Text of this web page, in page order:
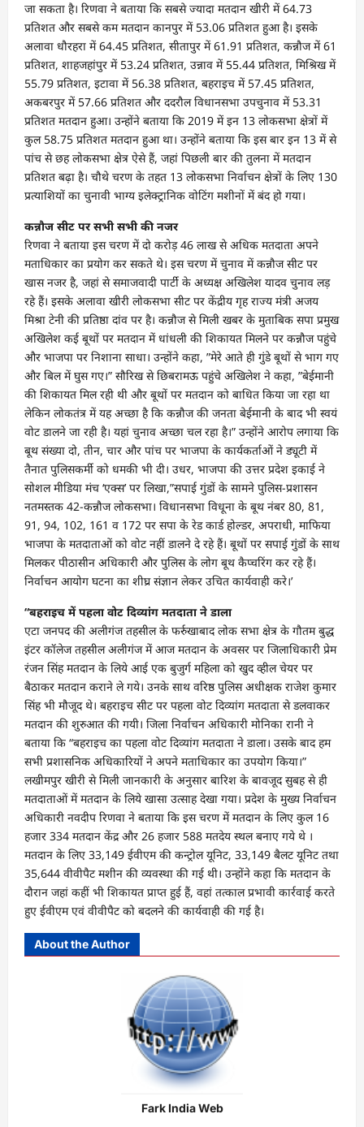
जा सकता है। रिणवा ने बताया कि सबसे ज्यादा मतदान खीरी में 64.73
प्रतिशत और सबसे कम मतदान कानपुर में 53.06 प्रतिशत हुआ है। इसके
अलावा धौरहरा में 64.45 प्रतिशत, सीतापुर में 61.91 प्रतिशत, कन्नौज में 61
प्रतिशत, शाहजहांपुर में 53.24 प्रतिशत, उन्नाव में 55.44 प्रतिशत, मिश्रिख में
55.79 प्रतिशत, इटावा में 56.38 प्रतिशत, बहराइच में 57.45 प्रतिशत,
अकबरपुर में 57.66 प्रतिशत और ददरौल विधानसभा उपचुनाव में 53.31
प्रतिशत मतदान हुआ। उन्होंने बताया कि 2019 में इन 13 लोकसभा क्षेत्रों में
कुल 58.75 प्रतिशत मतदान हुआ था। उन्होंने बताया कि इस बार इन 13 में से
पांच से छह लोकसभा क्षेत्र ऐसे हैं, जहां पिछली बार की तुलना में मतदान
प्रतिशत बढ़ा है। चौथे चरण के तहत 13 लोकसभा निर्वाचन क्षेत्रों के लिए 130
प्रत्याशियों का चुनावी भाग्य इलेक्ट्रानिक वोटिंग मशीनों में बंद हो गया।
कन्नौज सीट पर सभी सभी की नजर
रिणवा ने बताया इस चरण में दो करोड़ 46 लाख से अधिक मतदाता अपने
मताधिकार का प्रयोग कर सकते थे। इस चरण में चुनाव में कन्नौज सीट पर
खास नजर है, जहां से समाजवादी पार्टी के अध्यक्ष अखिलेश यादव चुनाव लड़
रहे हैं। इसके अलावा खीरी लोकसभा सीट पर केंद्रीय गृह राज्य मंत्री अजय
मिश्रा टेनी की प्रतिष्ठा दांव पर है। कन्नौज से मिली खबर के मुताबिक सपा प्रमुख
अखिलेश कई बूथों पर मतदान में धांधली की शिकायत मिलने पर कन्नौज पहुंचे
और भाजपा पर निशाना साधा। उन्होंने कहा, ”मेरे आते ही गुंडे बूथों से भाग गए
और बिल में घुस गए।” सौरिख से छिबरामऊ पहुंचे अखिलेश ने कहा, ”बेईमानी
की शिकायत मिल रही थी और बूथों पर मतदान को बाधित किया जा रहा था
लेकिन लोकतंत्र में यह अच्छा है कि कन्नौज की जनता बेईमानी के बाद भी स्वयं
वोट डालने जा रही है। यहां चुनाव अच्छा चल रहा है।” उन्होंने आरोप लगाया कि
बूथ संख्या दो, तीन, चार और पांच पर भाजपा के कार्यकर्ताओं ने ड्यूटी में
तैनात पुलिसकर्मी को धमकी भी दी। उधर, भाजपा की उत्तर प्रदेश इकाई ने
सोशल मीडिया मंच ‘एक्स’ पर लिखा,”सपाई गुंडों के सामने पुलिस-प्रशासन
नतमस्तक 42-कन्नौज लोकसभा। विधानसभा विधूना के बूथ नंबर 80, 81,
91, 94, 102, 161 व 172 पर सपा के रेड कार्ड होल्डर, अपराधी, माफिया
भाजपा के मतदाताओं को वोट नहीं डालने दे रहे हैं। बूथों पर सपाई गुंडों के साथ
मिलकर पीठासीन अधिकारी और पुलिस के लोग बूथ कैप्चरिंग कर रहे हैं।
निर्वाचन आयोग घटना का शीघ्र संज्ञान लेकर उचित कार्यवाही करे।’
“बहराइच में पहला वोट दिव्यांग मतदाता ने डाला
एटा जनपद की अलीगंज तहसील के फर्रुखाबाद लोक सभा क्षेत्र के गौतम बुद्ध
इंटर कॉलेज तहसील अलीगंज में आज मतदान के अवसर पर जिलाधिकारी प्रेम
रंजन सिंह मतदान के लिये आई एक बुजुर्ग महिला को खुद व्हील चेयर पर
बैठाकर मतदान कराने ले गये। उनके साथ वरिष्ठ पुलिस अधीक्षक राजेश कुमार
सिंह भी मौजूद थे। बहराइच सीट पर पहला वोट दिव्यांग मतदाता से डलवाकर
मतदान की शुरुआत की गयी। जिला निर्वाचन अधिकारी मोनिका रानी ने
बताया कि “बहराइच का पहला वोट दिव्यांग मतदाता ने डाला। उसके बाद हम
सभी प्रशासनिक अधिकारियों ने अपने मताधिकार का उपयोग किया।”
लखीमपुर खीरी से मिली जानकारी के अनुसार बारिश के बावजूद सुबह से ही
मतदाताओं में मतदान के लिये खासा उत्साह देखा गया। प्रदेश के मुख्य निर्वाचन
अधिकारी नवदीप रिणवा ने बताया कि इस चरण में मतदान के लिए कुल 16
हजार 334 मतदान केंद्र और 26 हजार 588 मतदेय स्थल बनाए गये थे ।
मतदान के लिए 33,149 ईवीएम की कन्ट्रोल यूनिट, 33,149 बैलट यूनिट तथा
35,644 वीवीपैट मशीन की व्यवस्था की गई थी। उन्होंने कहा कि मतदान के
दौरान जहां कहीं भी शिकायत प्राप्त हुई हैं, वहां तत्काल प्रभावी कार्रवाई करते
हुए ईवीएम एवं वीवीपैट को बदलने की कार्यवाही की गई है।
About the Author
Fark India Web